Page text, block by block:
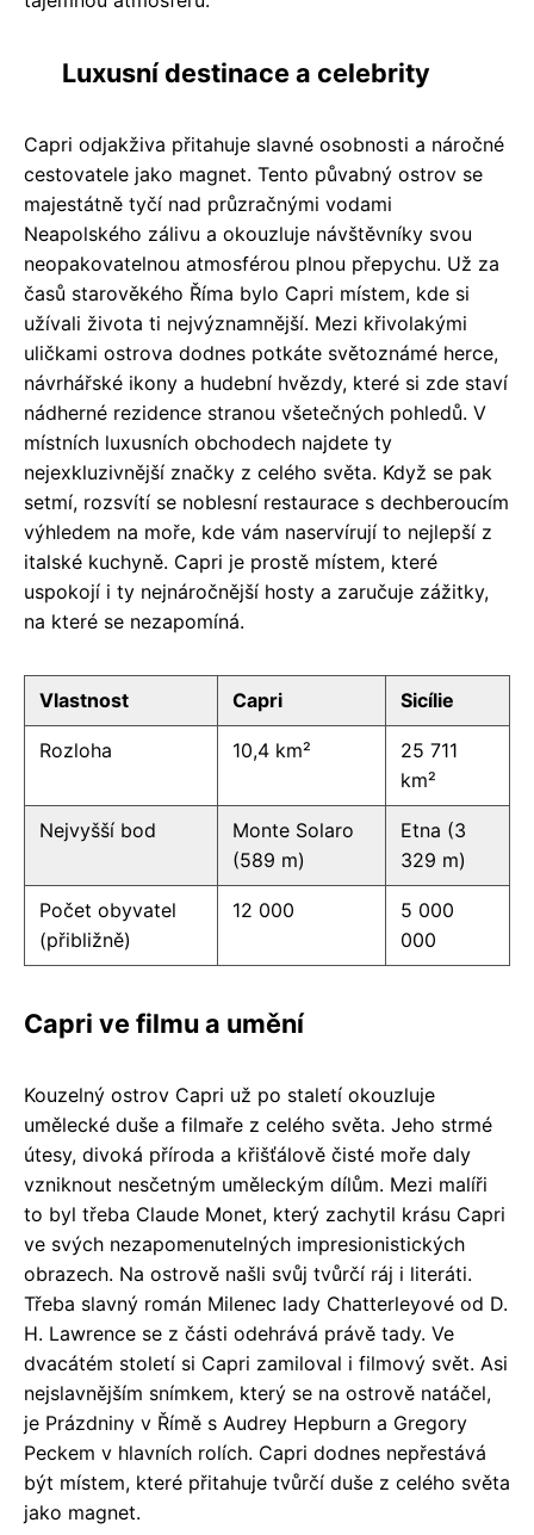
Luxusní destinace a celebrity
Capri odjakživa přitahuje slavné osobnosti a náročné
cestovatele jako magnet. Tento půvabný ostrov se
majestátně tyčí nad průzračnými vodami
Neapolského zálivu a okouzluje návštěvníky svou
neopakovatelnou atmosférou plnou přepychu. Už za
časů starověkého Říma bylo Capri místem, kde si
užívali života ti nejvýznamnější. Mezi křivolakými
uličkami ostrova dodnes potkáte světoznámé herce,
návrhářské ikony a hudební hvězdy, které si zde staví
nádherné rezidence stranou všetečných pohledů. V
místních luxusních obchodech najdete ty
nejexkluzivnější značky z celého světa. Když se pak
setmí, rozsvítí se noblesní restaurace s dechberoucím
výhledem na moře, kde vám naservírují to nejlepší z
italské kuchyně. Capri je prostě místem, které
uspokojí i ty nejnáročnější hosty a zaručuje zážitky,
na které se nezapomíná.
Vlastnost Capri Sicílie
Rozloha 10,4 km²
25 711
km²
Nejvyšší bod
Monte Solaro
(589 m)
Etna (3
329 m)
Počet obyvatel
(přibližně)
12 000
5 000
000
Capri ve filmu a umění
Kouzelný ostrov Capri už po staletí okouzluje
umělecké duše a filmaře z celého světa. Jeho strmé
útesy, divoká příroda a křišťálově čisté moře daly
vzniknout nesčetným uměleckým dílům. Mezi malíři
to byl třeba Claude Monet, který zachytil krásu Capri
ve svých nezapomenutelných impresionistických
obrazech. Na ostrově našli svůj tvůrčí ráj i literáti.
Třeba slavný román Milenec lady Chatterleyové od D.
H. Lawrence se z části odehrává právě tady. Ve
dvacátém století si Capri zamiloval i filmový svět. Asi
nejslavnějším snímkem, který se na ostrově natáčel,
je Prázdniny v Římě s Audrey Hepburn a Gregory
Peckem v hlavních rolích. Capri dodnes nepřestává
být místem, které přitahuje tvůrčí duše z celého světa
jako magnet.